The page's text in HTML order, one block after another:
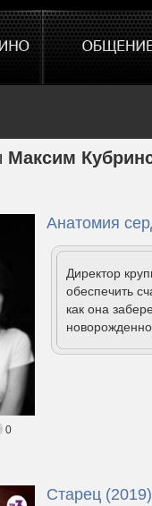
Максим
Анатомия
Директор
обеспечить
как она
0
Старец (2019)